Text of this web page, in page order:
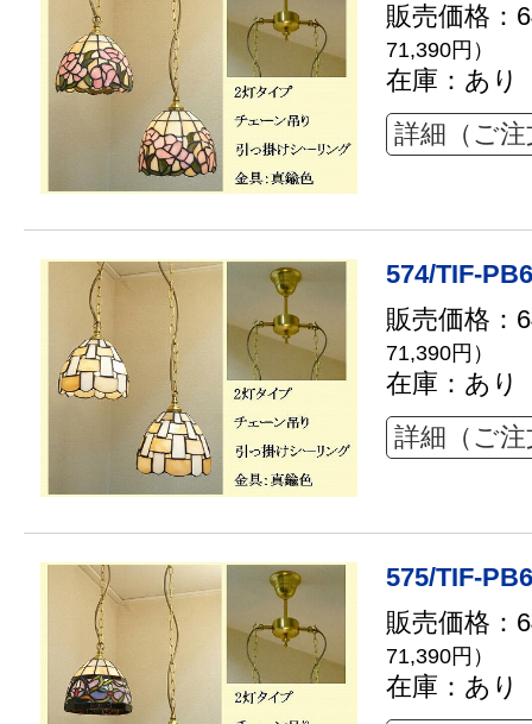
販売価格：
71,390円）
在庫：あり
詳細（ご
574/TIF-
販売価格：
71,390円）
在庫：あり
詳細（ご
575/TIF-
販売価格：
71,390円）
在庫：あり